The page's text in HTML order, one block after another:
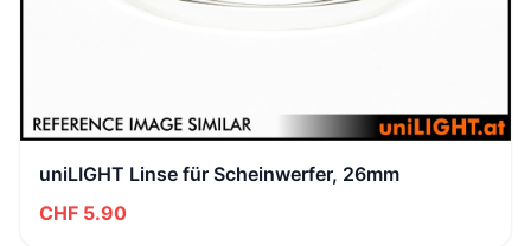
uniLIGHT Linse für Scheinwerfer, 26mm
CHF 5.90